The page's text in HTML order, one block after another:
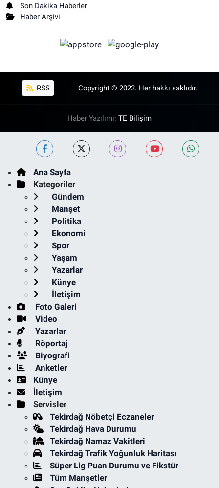
Son Dakika Haberleri
Haber Arşivi
RSS Copyright © 2022. Her hakkı saklıdır.
Haber Yazılımı: TE Bilişim
Ana Sayfa
Kategoriler
Gündem
Manşet
Politika
Ekonomi
Spor
Yaşam
Yazarlar
Künye
İletişim
Foto Galeri
Video
Yazarlar
Röportaj
Biyografi
Anketler
Künye
İletişim
Servisler
Tekirdağ Nöbetçi Eczaneler
Tekirdağ Hava Durumu
Tekirdağ Namaz Vakitleri
Tekirdağ Trafik Yoğunluk Haritası
Süper Lig Puan Durumu ve Fikstür
Tüm Manşetler